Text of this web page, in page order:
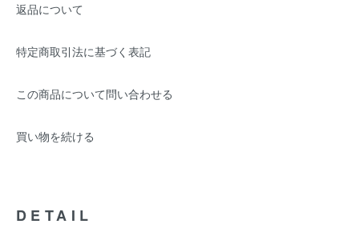
返品について
特定商取引法に基づく表記
この商品について問い合わせる
買い物を続ける
DETAIL